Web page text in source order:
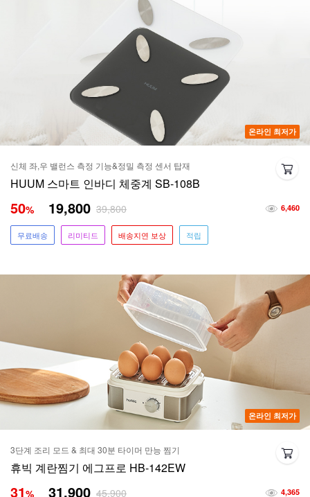
온라인 최저가
신체 좌,우 밸런스 측정 기능&정밀 측정 센서 탑재
HUUM 스마트 인바디 체중계 SB-108B
6,460
50% 19,800 39,800
무료배송 리미티드 배송지연 보상 적립
온라인 최저가
3단계 조리 모드 & 최대 30분 타이머 만능 찜기
휴빅 계란찜기 에그프로 HB-142EW
4,365
31% 31,900 45,900